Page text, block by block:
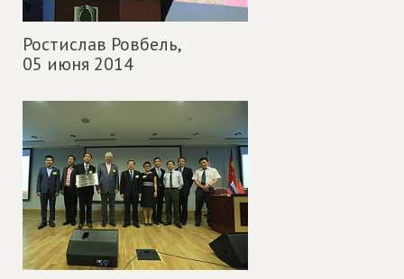
Ростислав Ровбель,
05 июня 2014